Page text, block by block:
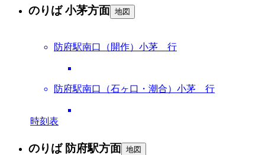
のりば 小茅方面 地図
防府駅南口（開作）小茅 行
防府駅南口（石ヶ口・潮合）小茅 行
時刻表
のりば 防府駅方面 地図